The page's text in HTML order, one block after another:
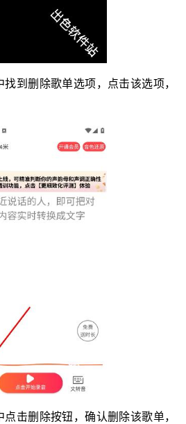
到删除歌单选项，点击该选项，
击删除按钮，确认删除该歌单，